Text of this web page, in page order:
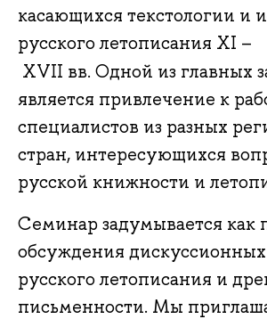
касающихся текстологии и
русского летописания XI –
XVII вв. Одной из главных
является привлечение к
специалистов из разных
стран, интересующихся
русской книжности и
Семинар задумывается как
обсуждения
русского летописания и
письменности. Мы